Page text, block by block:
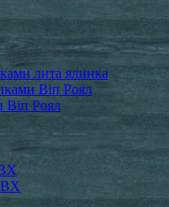
лита ялинка
Віп Роял
Віп Роял